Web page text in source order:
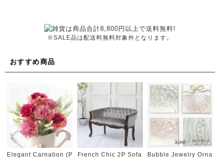
※SALE品は配送料無料対象外となります。
おすすめ商品
Elegant Carnation (P French Chic 2P Sofa Bubble Jewelry Orna